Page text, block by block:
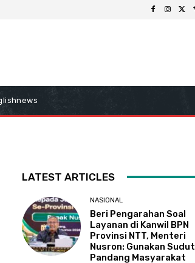
LATEST ARTICLES
NASIONAL
Beri Pengarahan Soal
Layanan di Kanwil BPN
Provinsi NTT, Menteri
Nusron: Gunakan Sudut
Pandang Masyarakat